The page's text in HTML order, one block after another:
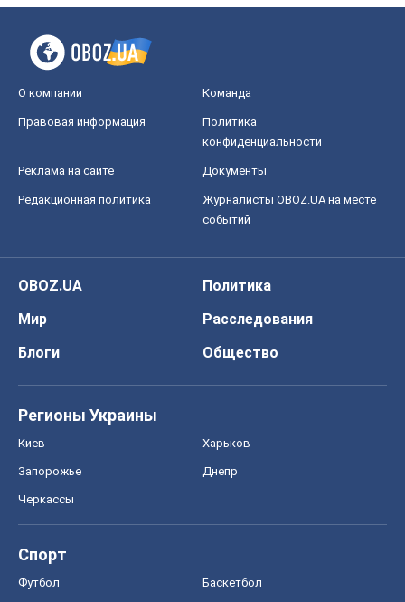
О компании Команда
Правовая информация
Политика
конфиденциальности
Реклама на сайте Документы
Редакционная политика
Журналисты OBOZ.UA на месте
событий
OBOZ.UA
Политика
Мир
Расследования
Блоги
Общество
Регионы Украины
Киев Харьков
Запорожье Днепр
Черкассы
Спорт
Футбол Баскетбол